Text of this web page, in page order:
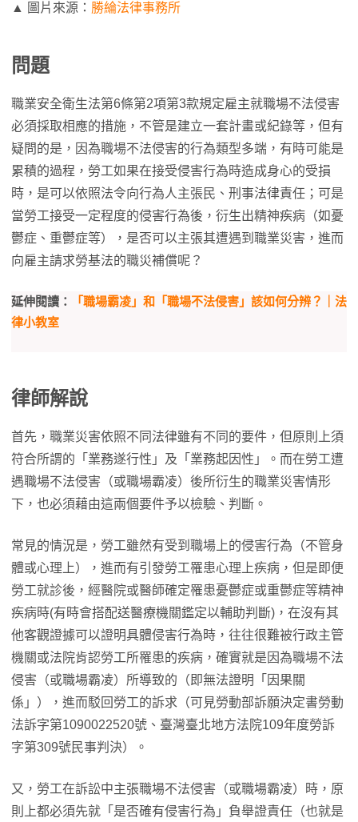
▲ 圖片來源： 勝綸法律事務所
問題
職業安全衛生法第6條第2項第3款規定雇主就職場不法侵害
必須採取相應的措施，不管是建立一套計畫或紀錄等，但有
疑問的是，因為職場不法侵害的行為類型多端，有時可能是
累積的過程，勞工如果在接受侵害行為時造成身心的受損
時，是可以依照法令向行為人主張民、刑事法律責任；可是
當勞工接受一定程度的侵害行為後，衍生出精神疾病（如憂
鬱症、重鬱症等），是否可以主張其遭遇到職業災害，進而
向雇主請求勞基法的職災補償呢？
延伸閱讀：
「職場霸凌」和「職場不法侵害」該如何分辨？｜法
律小教室
律師解說
首先，職業災害依照不同法律雖有不同的要件，但原則上須
符合所謂的「業務遂行性」及「業務起因性」。而在勞工遭
遇職場不法侵害（或職場霸凌）後所衍生的職業災害情形
下，也必須藉由這兩個要件予以檢驗、判斷。
常見的情況是，勞工雖然有受到職場上的侵害行為（不管身
體或心理上），進而有引發勞工罹患心理上疾病，但是即便
勞工就診後，經醫院或醫師確定罹患憂鬱症或重鬱症等精神
疾病時(有時會搭配送醫療機關鑑定以輔助判斷)，在沒有其
他客觀證據可以證明具體侵害行為時，往往很難被行政主管
機關或法院肯認勞工所罹患的疾病，確實就是因為職場不法
侵害（或職場霸凌）所導致的（即無法證明「因果關
係」），進而駁回勞工的訴求（可見勞動部訴願決定書勞動
法訴字第1090022520號、臺灣臺北地方法院109年度勞訴
字第309號民事判決）。
又，勞工在訴訟中主張職場不法侵害（或職場霸凌）時，原
則上都必須先就「是否確有侵害行為」負舉證責任（也就是